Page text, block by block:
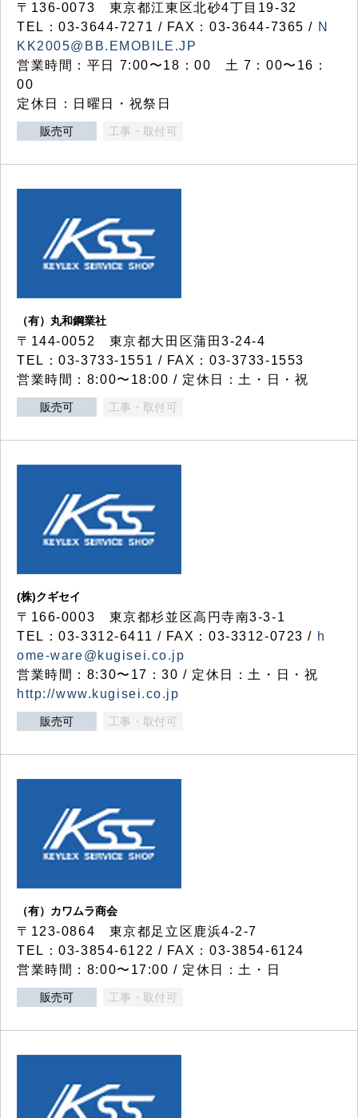
〒136-0073 東京都江東区北砂4丁目19-32
TEL：03‐3644‐7271 / FAX：03-3644-7365 / N
KK2005@BB.EMOBILE.JP
営業時間：平日 7:00〜18：00 土 7：00〜16：
00
定休日：日曜日・祝祭日
販売可 工事・取付可
（有）丸和鋼業社
〒144-0052 東京都大田区蒲田3-24-4
TEL：03-3733-1551 / FAX：03-3733-1553
営業時間：8:00〜18:00 / 定休日：土・日・祝
販売可 工事・取付可
(株)クギセイ
〒166-0003 東京都杉並区高円寺南3-3-1
TEL：03-3312-6411 / FAX：03-3312-0723 / h
ome-ware@kugisei.co.jp
営業時間：8:30〜17：30 / 定休日：土・日・祝
http://www.kugisei.co.jp
販売可 工事・取付可
（有）カワムラ商会
〒123-0864 東京都足立区鹿浜4-2-7
TEL：03-3854-6122 / FAX：03-3854-6124
営業時間：8:00〜17:00 / 定休日：土・日
販売可 工事・取付可